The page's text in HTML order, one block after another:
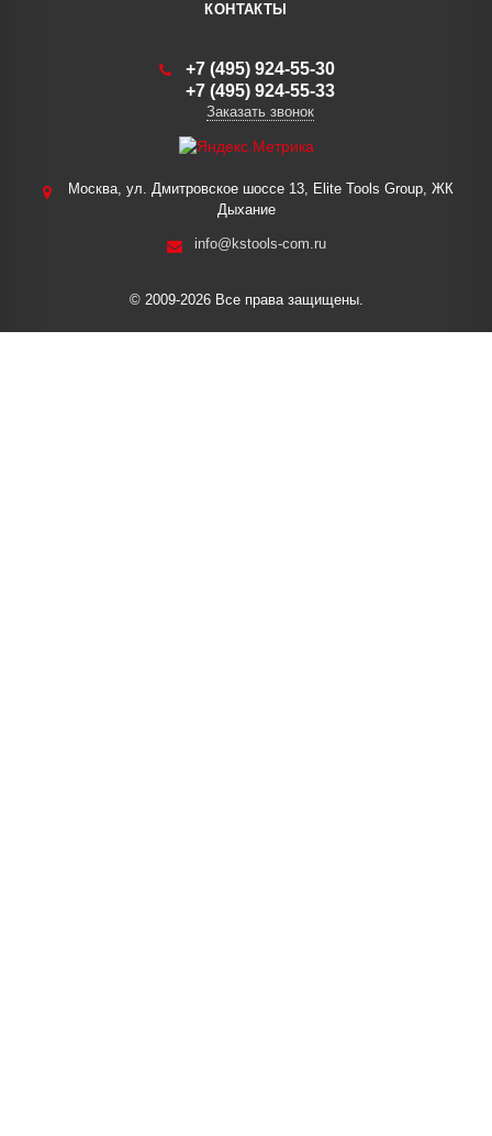
КОНТАКТЫ
+7 (495) 924-55-30
+7 (495) 924-55-33
Заказать звонок
Москва, ул. Дмитровское шоссе 13, Elite Tools Group, ЖК
Дыхание
info@kstools-com.ru
© 2009-2026 Все права защищены.